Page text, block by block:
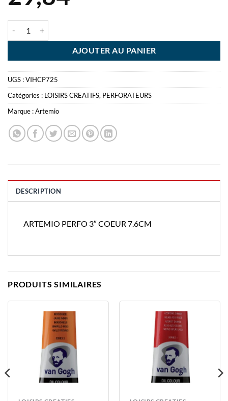
AJOUTER AU PANIER
UGS :VIHCP725
Catégories : LOISIRS CREATIFS, PERFORATEURS
Marque :Artemio
DESCRIPTION
ARTEMIO PERFO 3″ COEUR 7.6CM
PRODUITS SIMILAIRES